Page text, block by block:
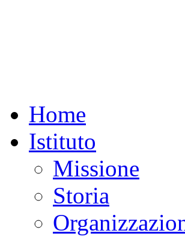
Home
Istituto
Missione
Storia